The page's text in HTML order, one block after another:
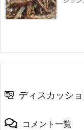
ディスカッシ
コメント一覧